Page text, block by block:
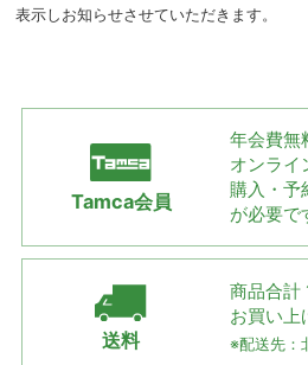
表示しお知らせさせていただきます。
Tamca会員
年会費無
オンライ
購入・予
が必要で
送料
商品合計
お買い上
※配送先：